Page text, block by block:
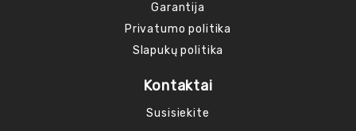
Garantija
Privatumo politika
Slapukų politika
Kontaktai
Susisiekite